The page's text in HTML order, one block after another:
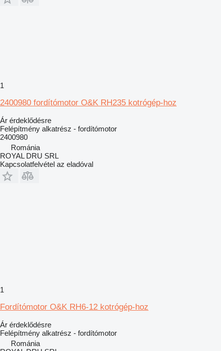
1
2400980 fordítómotor O&K RH235 kotrógép-hoz
Ár érdeklődésre
Felépítmény alkatrész - fordítómotor
2400980
Románia
ROYAL DRU SRL
Kapcsolatfelvétel az eladóval
1
Fordítómotor O&K RH6-12 kotrógép-hoz
Ár érdeklődésre
Felépítmény alkatrész - fordítómotor
Románia